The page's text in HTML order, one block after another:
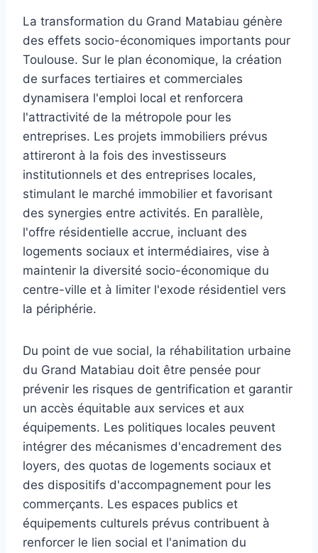
La transformation du Grand Matabiau génère
des effets socio-économiques importants pour
Toulouse. Sur le plan économique, la création
de surfaces tertiaires et commerciales
dynamisera l'emploi local et renforcera
l'attractivité de la métropole pour les
entreprises. Les projets immobiliers prévus
attireront à la fois des investisseurs
institutionnels et des entreprises locales,
stimulant le marché immobilier et favorisant
des synergies entre activités. En parallèle,
l'offre résidentielle accrue, incluant des
logements sociaux et intermédiaires, vise à
maintenir la diversité socio-économique du
centre-ville et à limiter l'exode résidentiel vers
la périphérie.
Du point de vue social, la réhabilitation urbaine
du Grand Matabiau doit être pensée pour
prévenir les risques de gentrification et garantir
un accès équitable aux services et aux
équipements. Les politiques locales peuvent
intégrer des mécanismes d'encadrement des
loyers, des quotas de logements sociaux et
des dispositifs d'accompagnement pour les
commerçants. Les espaces publics et
équipements culturels prévus contribuent à
renforcer le lien social et l'animation du